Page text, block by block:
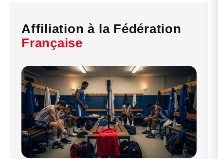
Affiliation à la Fédération
Française